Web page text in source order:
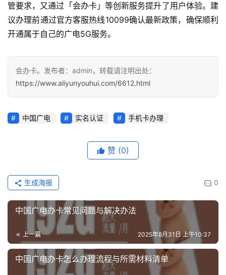
管要求，又通过「会办卡」等创新服务提升了用户体验。建
议办理前通过官方客服热线10099确认最新政策，确保顺利
开通属于自己的广电5G服务。
会办卡。发布者：admin，转载请注明出处：
https://www.aliyunyouhui.com/6612.html
中国广电 实名认证 手机卡办理
赞 (0)
0
生成海报
中国广电办卡常见问题与解决办法
上一篇 2025年8月31日 上午10:37
中国广电办卡怎么办理流程与所需材料清单